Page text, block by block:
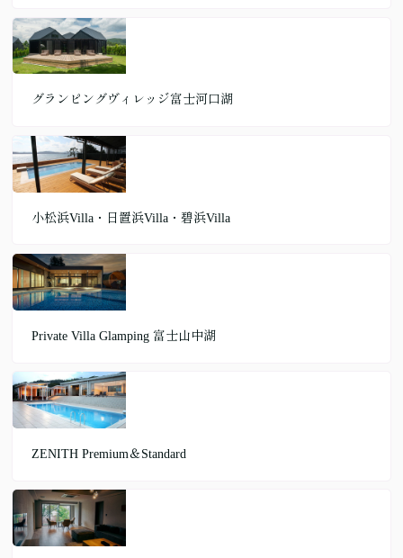
グランピングヴィレッジ富士河口湖
小松浜Villa・日置浜Villa・碧浜Villa
Private Villa Glamping 富士山中湖
ZENITH Premium＆Standard